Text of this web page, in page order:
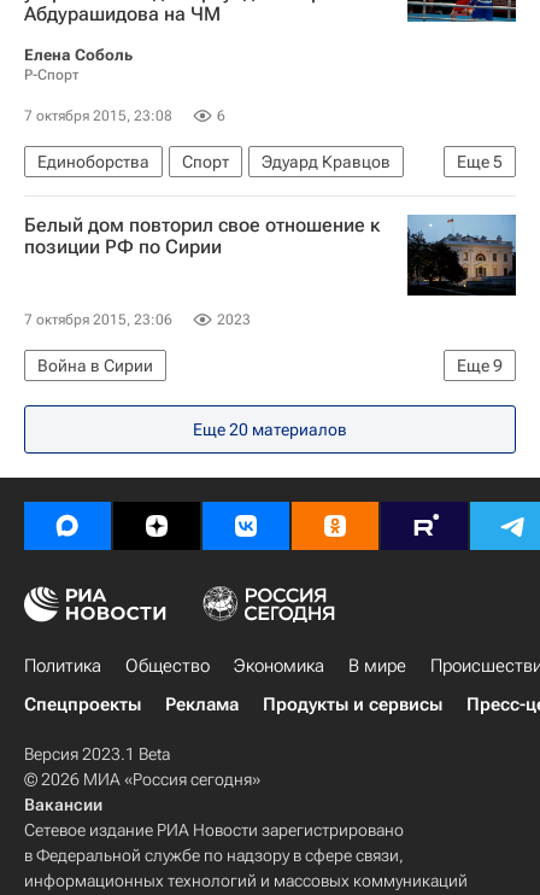
Северная Америка
Хиллари Клинтон
Абдурашидова на ЧМ
Елена Соболь
Р-Спорт
7 октября 2015, 23:08 6
Еще5
Единоборства Спорт
Эдуард Кравцов
WSB
Чемпионат мира-2015 по боксу в Дохе
Чемпионат мира по боксу
Адлан Абдурашидов
Белый дом повторил свое отношение к
позиции РФ по Сирии
7 октября 2015, 23:06 2023
Еще9
Война в Сирии
Операция боевой авиации России в Сирии
Европа Америка
Весь мир
Северная Америка Россия
Еще 20 материалов
Политика Общество Экономика В мире
Спецпроекты
Реклама Продукты и сервисы Пресс-
Версия 2023.1 Beta
© 2026 МИА «Россия сегодня»
Вакансии
Сетевое издание РИА Новости зарегистрировано
в Федеральной службе по надзору в сфере связи,
информационных технологий и массовых коммуникаций